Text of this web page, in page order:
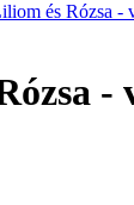
és Rózsa -